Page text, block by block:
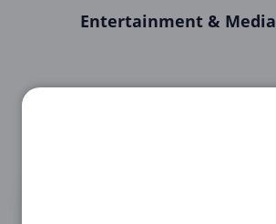
Entertainment & Media